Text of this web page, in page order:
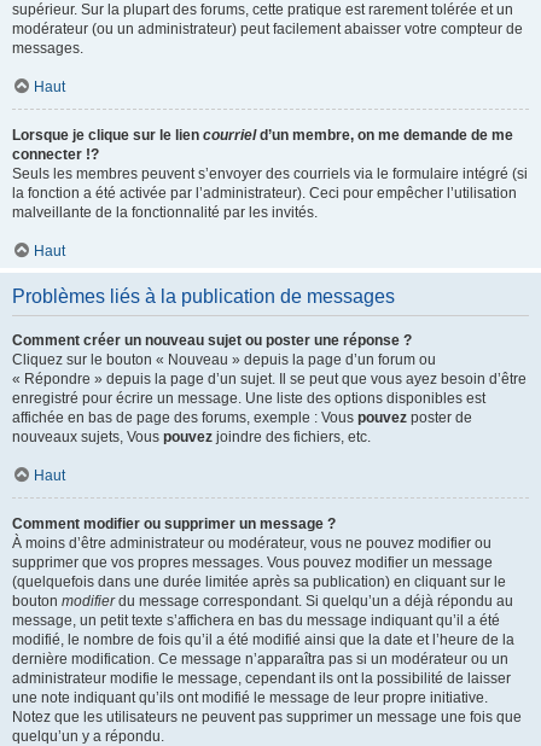
supérieur. Sur la plupart des forums, cette pratique est rarement tolérée et un
modérateur (ou un administrateur) peut facilement abaisser votre compteur de
messages.
Haut
Lorsque je clique sur le lien courrield’un membre, on me demande de me
connecter !?
Seuls les membres peuvent s’envoyer des courriels via le formulaire intégré (si
la fonction a été activée par l’administrateur). Ceci pour empêcher l’utilisation
malveillante de la fonctionnalité par les invités.
Haut
Problèmes liés à la publication de messages
Comment créer un nouveau sujet ou poster une réponse ?
Cliquez sur le bouton « Nouveau » depuis la page d’un forum ou
« Répondre » depuis la page d’un sujet. Il se peut que vous ayez besoin d’être
enregistré pour écrire un message. Une liste des options disponibles est
affichée en bas de page des forums, exemple : Vous pouvez poster de
nouveaux sujets, Vous pouvez joindre des fichiers, etc.
Haut
Comment modifier ou supprimer un message ?
À moins d’être administrateur ou modérateur, vous ne pouvez modifier ou
supprimer que vos propres messages. Vous pouvez modifier un message
(quelquefois dans une durée limitée après sa publication) en cliquant sur le
bouton modifierdu message correspondant. Si quelqu’un a déjà répondu au
message, un petit texte s’affichera en bas du message indiquant qu’il a été
modifié, le nombre de fois qu’il a été modifié ainsi que la date et l’heure de la
dernière modification. Ce message n’apparaîtra pas si un modérateur ou un
administrateur modifie le message, cependant ils ont la possibilité de laisser
une note indiquant qu’ils ont modifié le message de leur propre initiative.
Notez que les utilisateurs ne peuvent pas supprimer un message une fois que
quelqu’un y a répondu.